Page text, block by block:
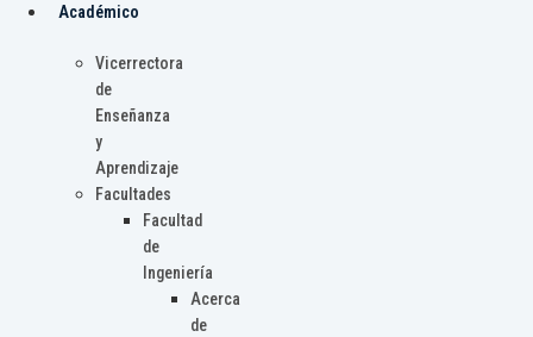
Académico
Vicerrectora
de
Enseñanza
y
Aprendizaje
Facultades
Facultad
de
Ingeniería
Acerca
de